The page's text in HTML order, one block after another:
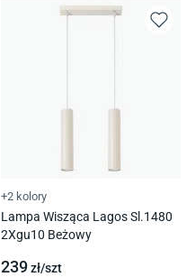
+2 kolory
Lampa Wisząca Lagos Sl.1480
2Xgu10 Beżowy
239zł/szt